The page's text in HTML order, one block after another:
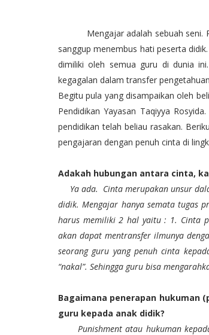
Mengajar adalah sebuah
sanggup menembus hati peserta
dimiliki oleh semua guru di dunia
kegagalan dalam transfer
Begitu pula yang disampaikan oleh
Pendidikan Yayasan Taqiyya
pendidikan telah beliau rasakan.
pengajaran dengan penuh cinta di
Adakah hubungan antara cinta,
Ya ada. Cinta merupakan unsur
didik. Mengajar hanya semata tugas
harus memiliki 2 hal yaitu : 1. Cinta
akan dapat mentransfer ilmunya
seorang guru yang penuh cinta
“nakal”. Sehingga guru bisa
Bagaimana penerapan hukuman
guru kepada anak didik?
Punishment atau hukuman